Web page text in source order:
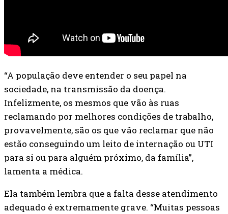
“A população deve entender o seu papel na
sociedade, na transmissão da doença.
Infelizmente, os mesmos que vão às ruas
reclamando por melhores condições de trabalho,
provavelmente, são os que vão reclamar que não
estão conseguindo um leito de internação ou UTI
para si ou para alguém próximo, da família”,
lamenta a médica.
Ela também lembra que a falta desse atendimento
adequado é extremamente grave. “Muitas pessoas